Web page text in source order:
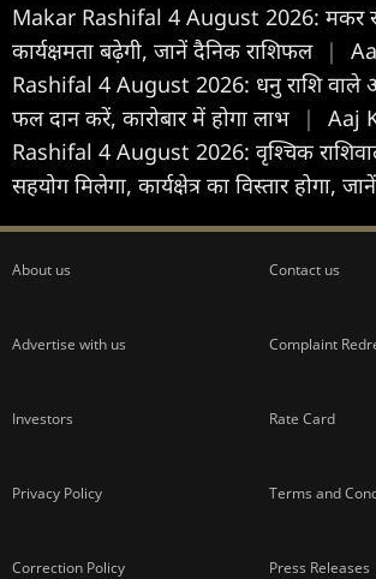
Makar Rashifal 4 August 2026: मकर
कार्यक्षमता बढ़ेगी, जानें दैनिक राशिफल |
Rashifal 4 August 2026: धनु राशि वाले
फल दान करें, कारोबार में होगा लाभ
|
Aaj
Rashifal 4 August 2026: वृश्चिक
सहयोग मिलेगा, कार्यक्षेत्र का विस्तार होगा,
About us Contact us
Advertise with us Complaint
Investors Rate Card
Privacy Policy Terms and
Correction Policy Press Releases